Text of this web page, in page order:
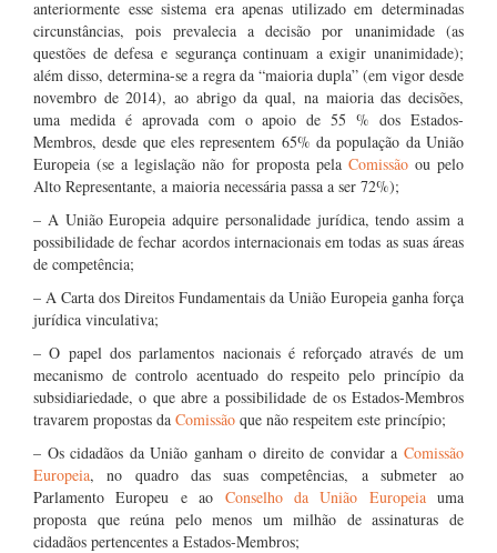
anteriormente esse sistema era apenas utilizado em determinadas
circunstâncias, pois prevalecia a decisão por unanimidade (as
questões de defesa e segurança continuam a exigir unanimidade);
além disso, determina-se a regra da “maioria dupla” (em vigor desde
novembro de 2014), ao abrigo da qual, na maioria das decisões,
uma medida é aprovada com o apoio de 55 % dos Estados-
Membros, desde que eles representem 65% da população da União
Europeia (se a legislação não for proposta pela Comissãoou pelo
Alto Representante, a maioria necessária passa a ser 72%);
– A União Europeia adquire personalidade jurídica, tendo assim a
possibilidade de fechar acordos internacionais em todas as suas áreas
de competência;
– A Carta dos Direitos Fundamentais da União Europeia ganha força
jurídica vinculativa;
– O papel dos parlamentos nacionais é reforçado através de um
mecanismo de controlo acentuado do respeito pelo princípio da
subsidiariedade, o que abre a possibilidade de os Estados-Membros
travarem propostas da Comissão que não respeitem este princípio;
– Os cidadãos da União ganham o direito de convidar a Comissão
Europeia, no quadro das suas competências, a submeter ao
Parlamento Europeu e ao Conselho da União Europeiauma
proposta que reúna pelo menos um milhão de assinaturas de
cidadãos pertencentes a Estados-Membros;